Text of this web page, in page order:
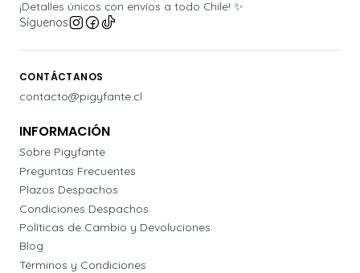
¡Detalles únicos con envíos a todo Chile! ✨
Síguenos
CONTÁCTANOS
contacto@pigyfante.cl
INFORMACIÓN
Sobre Pigyfante
Preguntas Frecuentes
Plazos Despachos
Condiciones Despachos
Políticas de Cambio y Devoluciones
Blog
Términos y Condiciones